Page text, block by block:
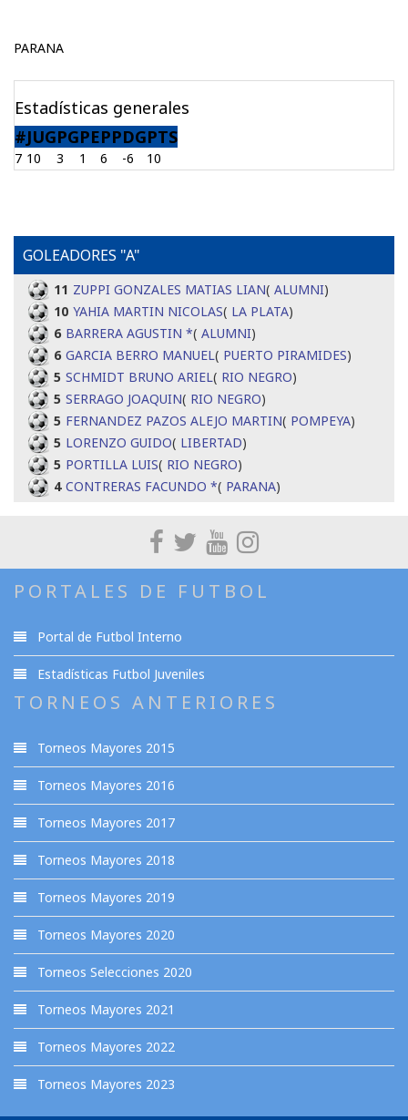
PARANA
Estadísticas generales
#JUGPGPEPPDGPTS
7 10 3 1 6 -6 10
GOLEADORES "A"
11 ZUPPI GONZALES MATIAS LIAN( ALUMNI)
10 YAHIA MARTIN NICOLAS( LA PLATA)
6 BARRERA AGUSTIN *( ALUMNI)
6 GARCIA BERRO MANUEL( PUERTO PIRAMIDES)
5 SCHMIDT BRUNO ARIEL( RIO NEGRO)
5 SERRAGO JOAQUIN( RIO NEGRO)
5 FERNANDEZ PAZOS ALEJO MARTIN( POMPEYA)
5 LORENZO GUIDO( LIBERTAD)
5 PORTILLA LUIS( RIO NEGRO)
4 CONTRERAS FACUNDO *( PARANA)
PORTALES DE FUTBOL
Portal de Futbol Interno
Estadísticas Futbol Juveniles
TORNEOS ANTERIORES
Torneos Mayores 2015
Torneos Mayores 2016
Torneos Mayores 2017
Torneos Mayores 2018
Torneos Mayores 2019
Torneos Mayores 2020
Torneos Selecciones 2020
Torneos Mayores 2021
Torneos Mayores 2022
Torneos Mayores 2023